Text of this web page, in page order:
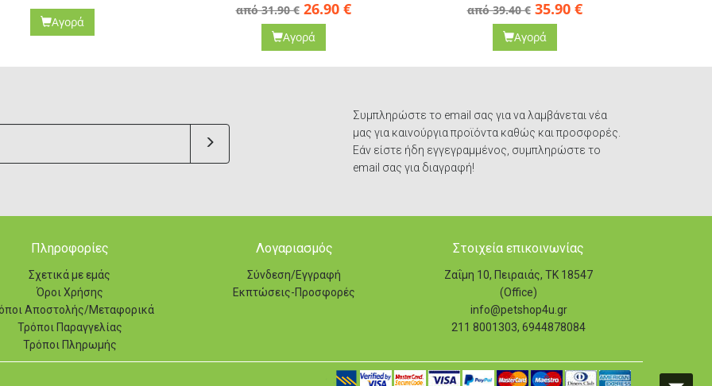
από 31.90 € 26.90
Αγορά
από 39.40 € 35.90 €
Αγορά
από 65.90 € 55.90 €
Αγορά
Συμπληρώστε το email σας για να λαμβάνεται νέα
μας για καινούργια προϊόντα καθώς και προσφορές.
Εάν είστε ήδη εγγεγραμμένος, συμπληρώστε το
email σας για διαγραφή!
Πληροφορίες
Σχετικά με εμάς
Όροι Χρήσης
Αποστολής/Μεταφορικά
Τρόποι Παραγγελίας
Τρόποι Πληρωμής
Λογαριασμός
Σύνδεση/Εγγραφή
Εκπτώσεις-Προσφορές
Στοιχεία επικοινωνίας
Ζαΐμη 10, Πειραιάς, ΤΚ 18547
(Office)
info@petshop4u.gr
211 8001303, 6944878084